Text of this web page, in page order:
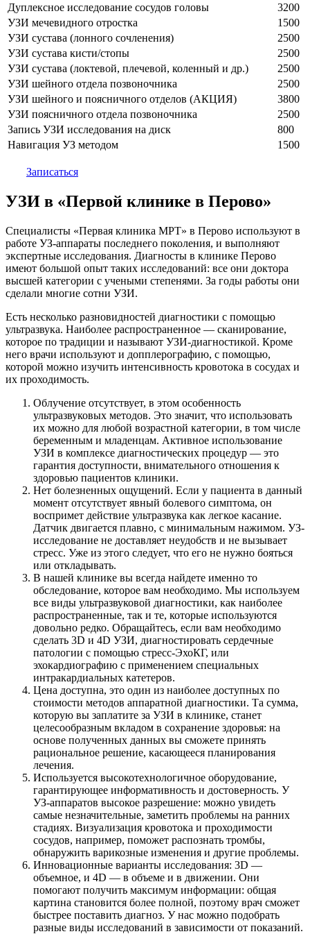
Дуплексное исследование сосудов головы
3200
УЗИ мечевидного отростка
1500
УЗИ сустава (лонного сочленения)
2500
УЗИ сустава кисти/стопы
2500
УЗИ сустава (локтевой, плечевой, коленный и др.)
2500
УЗИ шейного отдела позвоночника
2500
УЗИ шейного и поясничного отделов (АКЦИЯ)
3800
УЗИ поясничного отдела позвоночника
2500
Запись УЗИ исследования на диск
800
Навигация УЗ методом
1500
Записаться
УЗИ в «Первой клинике в Перово»
Специалисты «Первая клиника МРТ» в Перово используют в
работе УЗ-аппараты последнего поколения, и выполняют
экспертные исследования. Диагносты в клинике Перово
имеют большой опыт таких исследований: все они доктора
высшей категории с учеными степенями. За годы работы они
сделали многие сотни УЗИ.
Есть несколько разновидностей диагностики с помощью
ультразвука. Наиболее распространенное — сканирование,
которое по традиции и называют УЗИ-диагностикой. Кроме
него врачи используют и допплерографию, с помощью,
которой можно изучить интенсивность кровотока в сосудах и
их проходимость.
Облучение отсутствует, в этом особенность
ультразвуковых методов. Это значит, что использовать
их можно для любой возрастной категории, в том числе
беременным и младенцам. Активное использование
УЗИ в комплексе диагностических процедур — это
гарантия доступности, внимательного отношения к
здоровью пациентов клиники.
Нет болезненных ощущений. Если у пациента в данный
момент отсутствует явный болевого симптома, он
воспримет действие ультразвука как легкое касание.
Датчик двигается плавно, с минимальным нажимом. УЗ-
исследование не доставляет неудобств и не вызывает
стресс. Уже из этого следует, что его не нужно бояться
или откладывать.
В нашей клинике вы всегда найдете именно то
обследование, которое вам необходимо. Мы используем
все виды ультразвуковой диагностики, как наиболее
распространенные, так и те, которые используются
довольно редко. Обращайтесь, если вам необходимо
сделать 3D и 4D УЗИ, диагностировать сердечные
патологии с помощью стресс-ЭхоКГ, или
эхокардиографию с применением специальных
интракардиальных катетеров.
Цена доступна, это один из наиболее доступных по
стоимости методов аппаратной диагностики. Та сумма,
которую вы заплатите за УЗИ в клинике, станет
целесообразным вкладом в сохранение здоровья: на
основе полученных данных вы сможете принять
рациональное решение, касающееся планирования
лечения.
Используется высокотехнологичное оборудование,
гарантирующее информативность и достоверность. У
УЗ-аппаратов высокое разрешение: можно увидеть
самые незначительные, заметить проблемы на ранних
стадиях. Визуализация кровотока и проходимости
сосудов, например, поможет распознать тромбы,
обнаружить варикозные изменения и другие проблемы.
Инновационные варианты исследования: 3D —
объемное, и 4D — в объеме и в движении. Они
помогают получить максимум информации: общая
картина становится более полной, поэтому врач сможет
быстрее поставить диагноз. У нас можно подобрать
разные виды исследований в зависимости от показаний.